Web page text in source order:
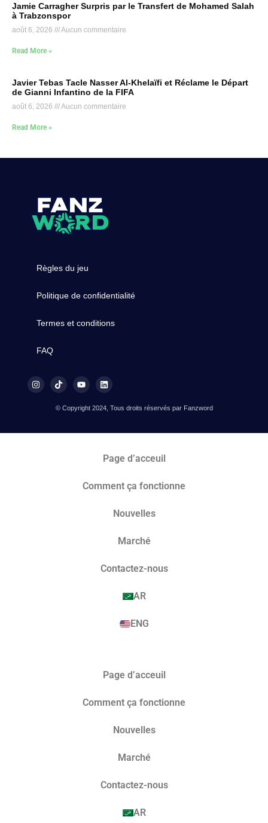
Jamie Carragher Surpris par le Transfert de Mohamed Salah
à Trabzonspor
août 6, 2026 Aucun commentaire
Read More »
Javier Tebas Tacle Nasser Al-Khelaïfi et Réclame le Départ
de Gianni Infantino de la FIFA
août 6, 2026 Aucun commentaire
Read More »
Règles du jeu
Politique de confidentialité
Termes et conditions
FAQ
© Copyright 2024, Tous droits réservés par Fanzword
Page d’acceuil
Comment ça fonctionne
Nouvelles
Marché​
Contactez-nous
AR
ENG
Page d’acceuil
Comment ça fonctionne
Nouvelles
Marché​
Contactez-nous
AR